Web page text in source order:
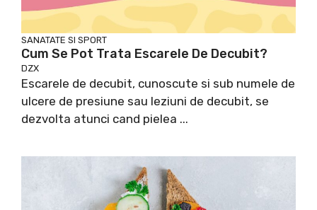
SANATATE SI SPORT
Cum Se Pot Trata Escarele De Decubit?
DZX
Escarele de decubit, cunoscute si sub numele de
ulcere de presiune sau leziuni de decubit, se
dezvolta atunci cand pielea ...